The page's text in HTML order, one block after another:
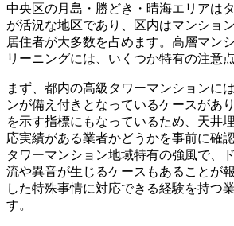
中央区の月島・勝どき・晴海エリアは
が活況な地区であり、区内はマンショ
居住者が大多数を占めます。高層マン
リーニングには、いくつか特有の注意
まず、都内の高級タワーマンションに
ンが備え付きとなっているケースがあ
を示す指標にもなっているため、天井
応実績がある業者かどうかを事前に確
タワーマンション地域特有の強風で、
流や異音が生じるケースもあることが
した特殊事情に対応できる経験を持つ
す。